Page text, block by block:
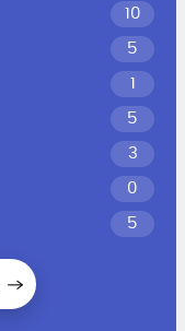
10
5
1
5
3
0
5